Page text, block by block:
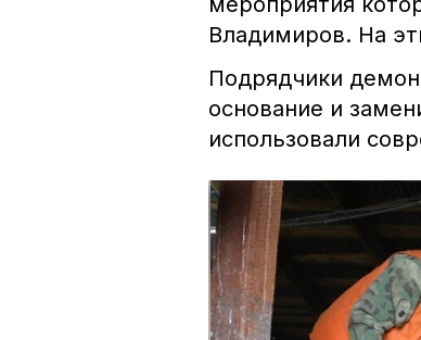
Владимиров. На
Подрядчики
основание и
использовали